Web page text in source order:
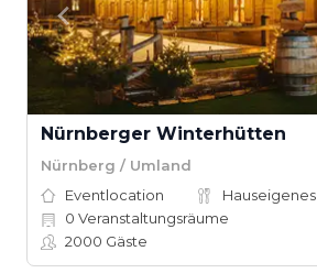
Nürnberger Winterhütten
Nürnberg / Umland
Eventlocation
0 Veranstaltungsräume
2000 Gäste